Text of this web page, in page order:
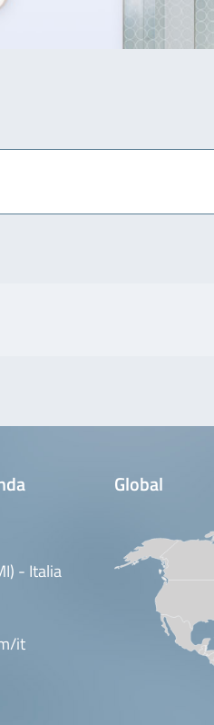
- Italia
it
Global